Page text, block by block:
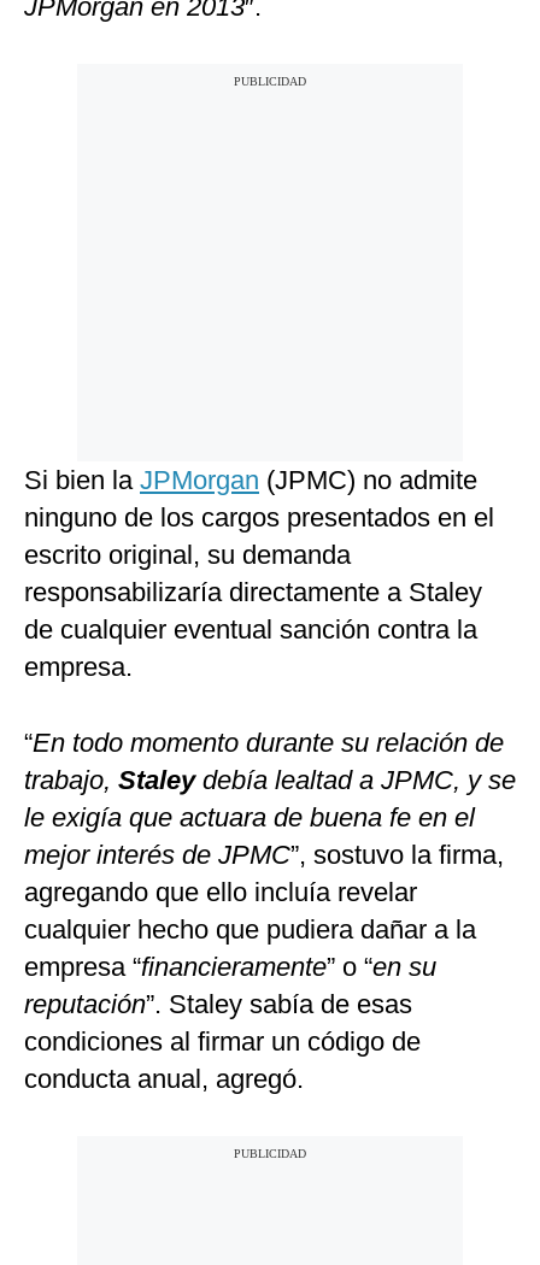
JPMorgan en 2013″.
Si bien la JPMorgan (JPMC) no admite
ninguno de los cargos presentados en el
escrito original, su demanda
responsabilizaría directamente a Staley
de cualquier eventual sanción contra la
empresa.
“En todo momento durante su relación de
trabajo, Staley debía lealtad a JPMC, y se
le exigía que actuara de buena fe en el
mejor interés de JPMC”, sostuvo la firma,
agregando que ello incluía revelar
cualquier hecho que pudiera dañar a la
empresa “financieramente” o “en su
reputación”. Staley sabía de esas
condiciones al firmar un código de
conducta anual, agregó.